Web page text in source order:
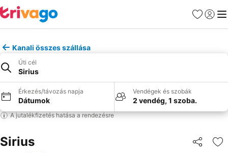
Kedvencek
Kanali összes szállása
Úti cél
Sirius
Érkezés/távozás napja
Dátumok
Vendégek és szobák
2 vendég, 1 szoba.
A jutalékfizetés hatása a rendezésre
Sirius